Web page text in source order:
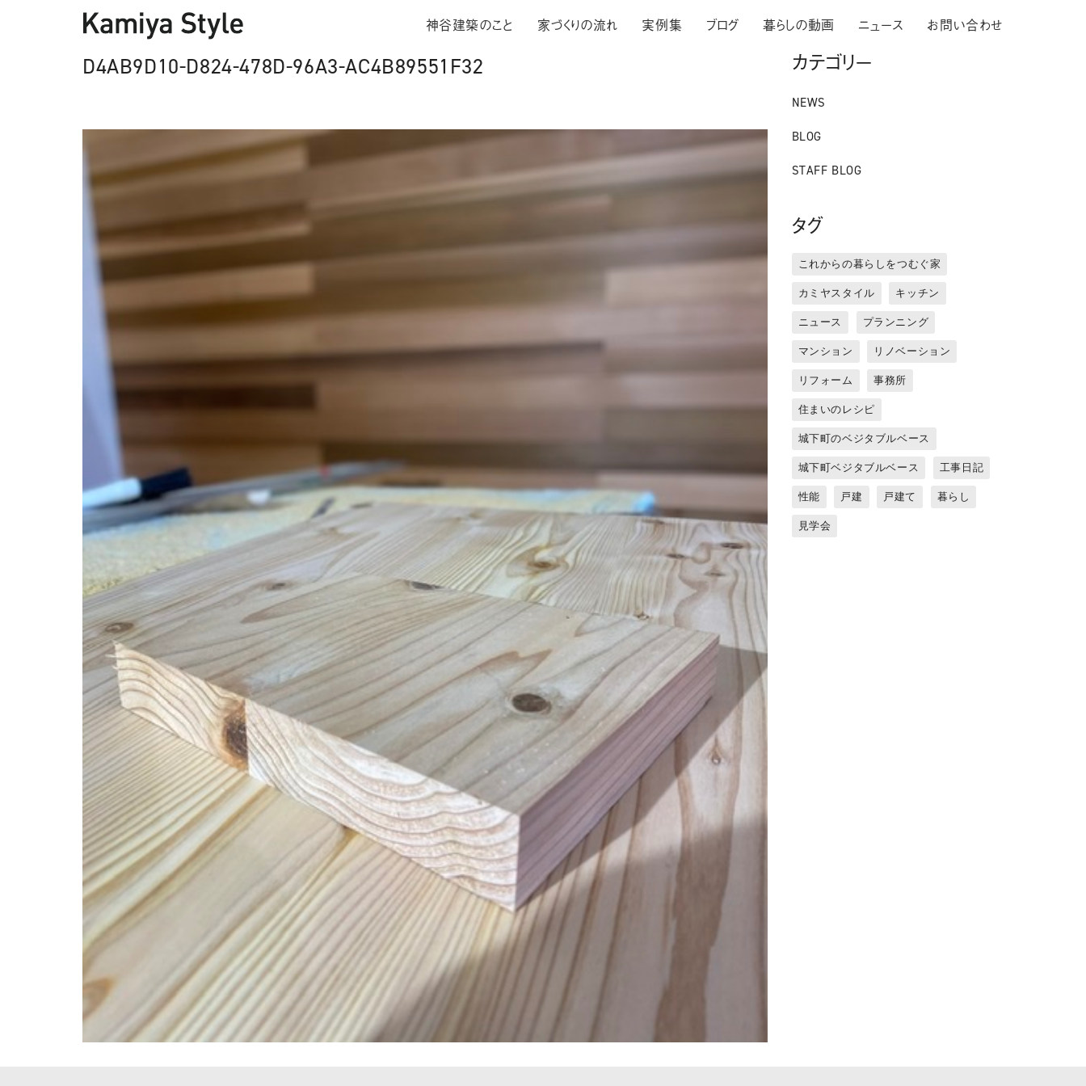
神谷建築のこと 家づくりの流れ 実例集 ブログ 暮らしの動画 ニュース お問い合わせ
D4AB9D10-D824-478D-96A3-AC4B89551F32 カテゴリー
NEWS
BLOG
STAFF BLOG
タグ
これからの暮らしをつむぐ家
カミヤスタイル キッチン
ニュース プランニング
マンション リノベーション
リフォーム 事務所
住まいのレシピ
城下町のベジタブルベース
城下町ベジタブルベース 工事日記
性能 戸建 戸建て 暮らし
見学会